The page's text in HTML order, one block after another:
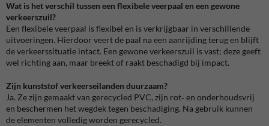
Wat is het verschil tussen een flexibele veerpaal en een gewone
verkeerszuil?
Een flexibele veerpaal is flexibel en is verkrijgbaar in verschillende
uitvoeringen. Hierdoor veert de paal na een aanrijding terug en blijft
de verkeerssituatie intact. Een gewone verkeerszuil is vast; deze geeft
wel richting aan, maar breekt of raakt beschadigd bij impact.
Zijn kunststof verkeerseilanden duurzaam?
Ja. Ze zijn gemaakt van gerecycled PVC, zijn rot‑ en onderhoudsvrij
en beschermen het wegdek tegen beschadiging. Na gebruik kunnen
de elementen volledig worden gerecycled.